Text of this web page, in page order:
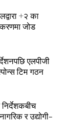
+२ का
जोड
एलपीजी
टिम गठन
निर्देशकबीच
र उद्योगी-